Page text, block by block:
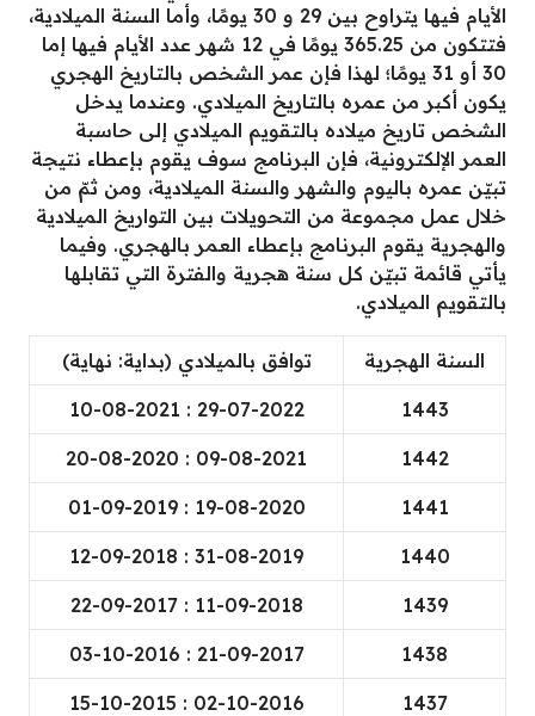
الأيام فيها يتراوح بين 29 و 30 يومًا، وأما السنة الميلادية،
فتتكون من 365.25 يومًا في 12 شهر عدد الأيام فيها إما
30 أو 31 يومًا؛ لهذا فإن عمر الشخص بالتاريخ الهجري
يكون أكبر من عمره بالتاريخ الميلادي. وعندما يدخل
الشخص تاريخ ميلاده بالتقويم الميلادي إلى حاسبة
العمر الإلكترونية، فإن البرنامج سوف يقوم بإعطاء نتيجة
تبيّن عمره باليوم والشهر والسنة الميلادية، ومن ثمّ من
خلال عمل مجموعة من التحويلات بين التواريخ الميلادية
والهجرية يقوم البرنامج بإعطاء العمر بالهجري. وفيما
يأتي قائمة تبيّن كل سنة هجرية والفترة التي تقابلها
بالتقويم الميلادي.
السنة الهجرية توافق بالميلادي (بداية: نهاية)
1443
29-07-2022 : 10-08-2021
1442
09-08-2021 : 20-08-2020
1441
19-08-2020 : 01-09-2019
1440
31-08-2019 : 12-09-2018
1439
11-09-2018 : 22-09-2017
1438
21-09-2017 : 03-10-2016
1437
02-10-2016 : 15-10-2015